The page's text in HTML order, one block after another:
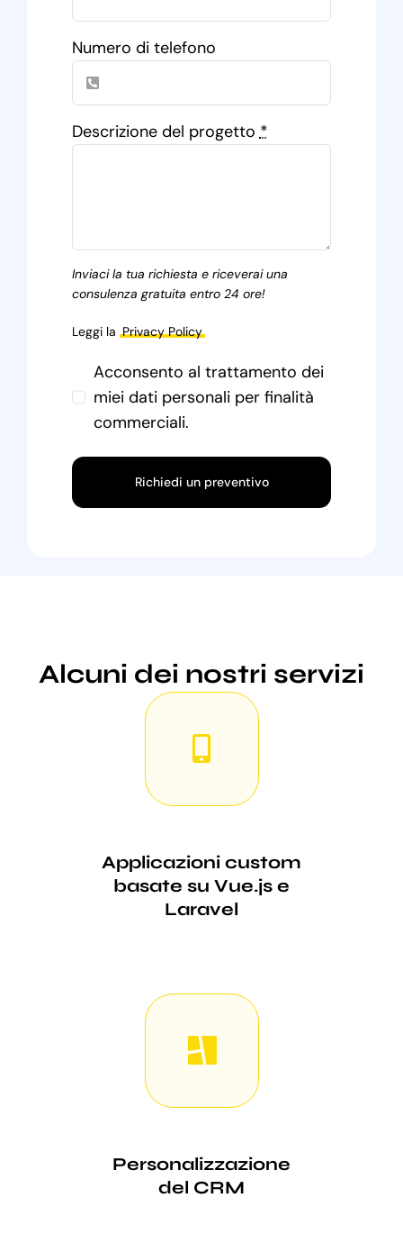
Numero di telefono
Descrizione del progetto*
Inviaci la tua richiesta e riceverai una
consulenza gratuita entro 24 ore!
Leggi la Privacy Policy
Acconsento al trattamento dei
miei dati personali per finalità
commerciali.
Richiedi un preventivo
Alcuni dei nostri servizi
Applicazioni custom
basate su Vue.js e
Laravel
Personalizzazione
del CRM